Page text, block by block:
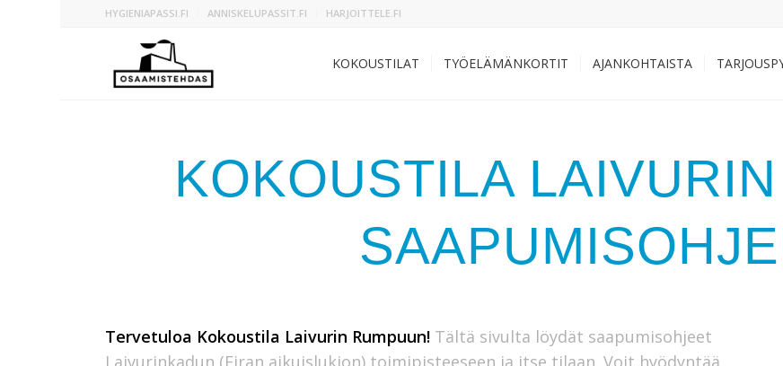
HYGIENIAPASSI.FI ANNISKELUPASSIT.FI HARJOITTELE.FI
KOKOUSTILAT TYÖELÄMÄNKORTIT AJANKOHTAISTA
KOKOUSTILA
Tervetuloa Kokoustila Laivurin Rumpuun! Tältä sivulta löydät saapumisohjeet